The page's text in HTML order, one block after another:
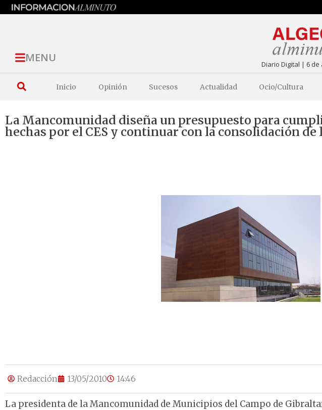
MENU Diario Digital | 6 de
Inicio Opinión Sucesos Actualidad Ocio/Cultura
La Mancomunidad diseña un presupuesto para
hechas por el CES y continuar con la consolidación
Redacción 13/05/2010 14:46
La presidenta de la Mancomunidad de Municipios del Campo de